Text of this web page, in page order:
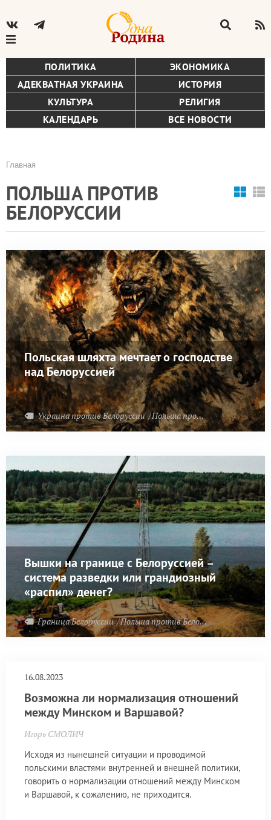
ПОЛИТИКА
ЭКОНОМИКА
АДЕКВАТНАЯ УКРАИНА
ИСТОРИЯ
КУЛЬТУРА
РЕЛИГИЯ
КАЛЕНДАРЬ
ВСЕ НОВОСТИ
Строка
навигации
Главная
ПОЛЬША ПРОТИВ
БЕЛОРУССИИ
Польская шляхта мечтает о господстве
над Белоруссией
Украина против Белоруссии Польша против Белоруссии
Вышки на границе с Белоруссией –
система разведки или грандиозный
«распил» денег?
Граница Белоруссии Польша против Белоруссии
16.08.2023
Возможна ли нормализация отношений
между Минском и Варшавой?
Игорь СМОЛИЧ
Исходя из нынешней ситуации и проводимой
польскими властями внутренней и внешней политики,
говорить о нормализации отношений между Минском
и Варшавой, к сожалению, не приходится.